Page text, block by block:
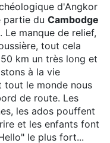
d'Angkor
partie du Cambodge
Le manque de relief,
tout cela
km un très long et
à la vie
tout le monde nous
de route. Les
les ados pouffent
et les enfants font
le plus fort...